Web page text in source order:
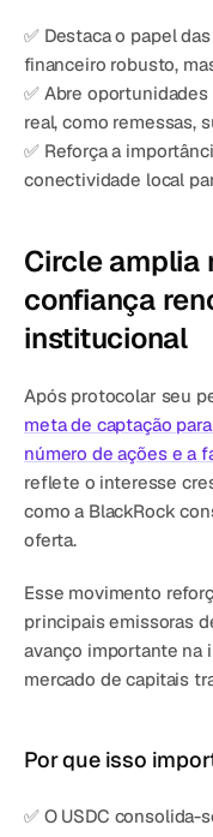
✅ Destaca o papel
financeiro robusto,
✅ Abre
real, como remessas,
✅ Reforça a
conectividade local
Circle amplia
confiança
institucional
Após protocolar seu
meta de captação
número de ações e a
reflete o interesse
como a BlackRock
oferta.
Esse movimento
principais emissoras
avanço importante na
mercado de capitais
Por que isso
✅ O USDC